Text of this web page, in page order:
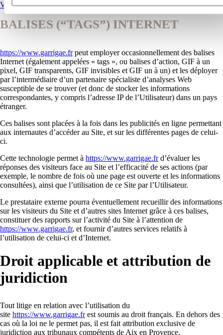
Voir notre section sur les cookies
BALISES (“TAGS”) INTERNET
https://www.garrigae.frpeut employer occasionnellement des balises
Internet (également appelées « tags », ou balises d’action, GIF à un
pixel, GIF transparents, GIF invisibles et GIF un à un) et les déployer
par l’intermédiaire d’un partenaire spécialiste d’analyses Web
susceptible de se trouver (et donc de stocker les informations
correspondantes, y compris l’adresse IP de l’Utilisateur) dans un pays
étranger.
Ces balises sont placées à la fois dans les publicités en ligne permettant
aux internautes d’accéder au Site, et sur les différentes pages de celui-
ci.
Cette technologie permet à https://www.garrigae.frd’évaluer les
réponses des visiteurs face au Site et l’efficacité de ses actions (par
exemple, le nombre de fois où une page est ouverte et les informations
consultées), ainsi que l’utilisation de ce Site par l’Utilisateur.
Le prestataire externe pourra éventuellement recueillir des informations
sur les visiteurs du Site et d’autres sites Internet grâce à ces balises,
constituer des rapports sur l’activité du Site à l’attention de
https://www.garrigae.fr, et fournir d’autres services relatifs à
l’utilisation de celui-ci et d’Internet.
Droit applicable et attribution de
juridiction
Tout litige en relation avec l’utilisation du
site https://www.garrigae.frest soumis au droit français. En dehors des
cas où la loi ne le permet pas, il est fait attribution exclusive de
juridiction aux tribunaux compétents de Aix en Provence.